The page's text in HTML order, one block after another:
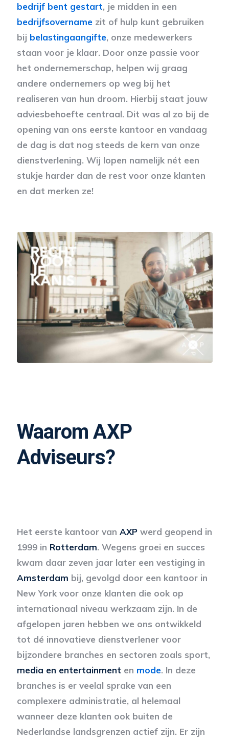
bedrijf bent gestart, je midden in een
bedrijfsovernamezit of hulp kunt gebruiken
bij belastingaangifte, onze medewerkers
staan voor je klaar. Door onze passie voor
het ondernemerschap, helpen wij graag
andere ondernemers op weg bij het
realiseren van hun droom. Hierbij staat jouw
adviesbehoefte centraal. Dit was al zo bij de
opening van ons eerste kantoor en vandaag
de dag is dat nog steeds de kern van onze
dienstverlening. Wij lopen namelijk nét een
stukje harder dan de rest voor onze klanten
en dat merken ze!
Waarom AXP
Adviseurs?
Het eerste kantoor van AXPwerd geopend in
1999 in Rotterdam. Wegens groei en succes
kwam daar zeven jaar later een vestiging in
Amsterdam bij, gevolgd door een kantoor in
New York voor onze klanten die ook op
internationaal niveau werkzaam zijn. In de
afgelopen jaren hebben we ons ontwikkeld
tot dé innovatieve dienstverlener voor
bijzondere branches en sectoren zoals sport,
media en entertainment en mode. In deze
branches is er veelal sprake van een
complexere administratie, al helemaal
wanneer deze klanten ook buiten de
Nederlandse landsgrenzen actief zijn. Er zijn